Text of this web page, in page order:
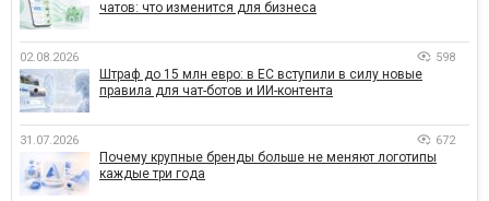
чатов: что изменится для бизнеса
02.08.2026 598
Штраф до 15 млн евро: в ЕС вступили в силу новые
правила для чат-ботов и ИИ-контента
31.07.2026 672
Почему крупные бренды больше не меняют логотипы
каждые три года